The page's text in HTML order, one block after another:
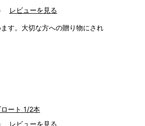
レビューを見る
す。大切な方への贈り物にされ
ロート 1/2本
レビューを見る